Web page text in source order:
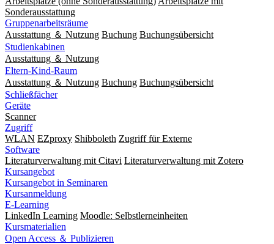
Sonderausstattung
Gruppenarbeitsräume
Ausstattung ＆ Nutzung Buchung Buchungsübersicht
Studienkabinen
Ausstattung ＆ Nutzung
Eltern-Kind-Raum
Ausstattung ＆ Nutzung Buchung Buchungsübersicht
Schließfächer
Geräte
Scanner
Zugriff
WLAN EZproxy Shibboleth Zugriff für Externe
Software
Literaturverwaltung mit Citavi Literaturverwaltung mit Zotero
Kursangebot
Kursangebot in Seminaren
Kursanmeldung
E-Learning
LinkedIn Learning Moodle: Selbstlerneinheiten
Kursmaterialien
Open Access ＆ Publizieren